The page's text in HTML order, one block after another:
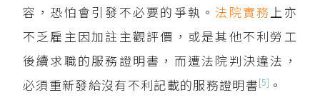
容，恐怕會引發不必要的爭執。法院實務上亦
不乏雇主因加註主觀評價，或是其他不利勞工
後續求職的服務證明書，而遭法院判決違法，
必須重新發給沒有不利記載的服務證明書[5] 。